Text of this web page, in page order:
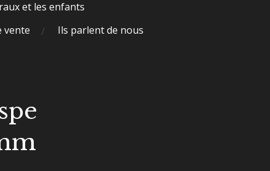
et les enfants
vente
Ils parlent de nous